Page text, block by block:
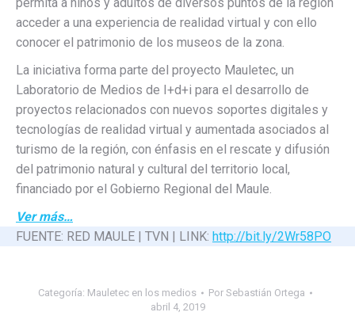
acceder a una experiencia de realidad virtual y con ello
conocer el patrimonio de los museos de la zona.
La iniciativa forma parte del proyecto Mauletec, un
Laboratorio de Medios de I+d+i para el desarrollo de
proyectos relacionados con nuevos soportes digitales y
tecnologías de realidad virtual y aumentada asociados al
turismo de la región, con énfasis en el rescate y difusión
del patrimonio natural y cultural del territorio local,
financiado por el Gobierno Regional del Maule.
Ver más…
FUENTE: RED MAULE | TVN | LINK: http://bit.ly/2Wr58PO
Categoría: Mauletec en los medios Por Sebastián Ortega
abril 4, 2019